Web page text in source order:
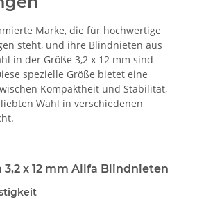
Marke, die für hochwertige
steht, und ihre Blindnieten aus
in der Größe 3,2 x 12 mm sind
spezielle Größe bietet eine
Kompaktheit und Stabilität,
Wahl in verschiedenen
3,2 x 12 mm Allfa Blindnieten